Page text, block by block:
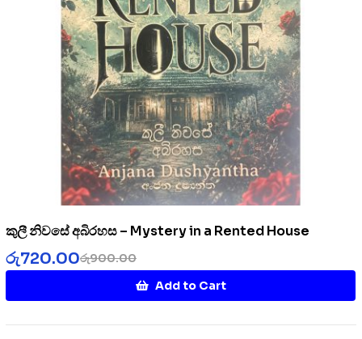
කුලී නිවසේ අබිරහස – Mystery in a Rented House
රු900.00
රු720.00
Add to Cart